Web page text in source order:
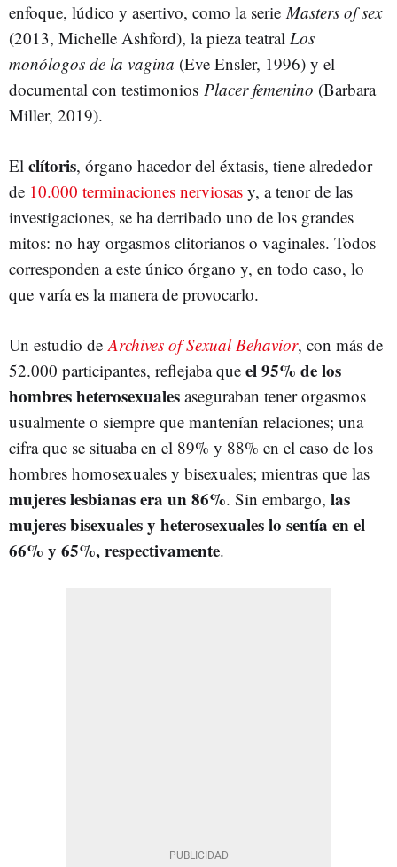
enfoque, lúdico y asertivo, como la serieMasters of sex
(2013, Michelle Ashford), la pieza teatral Los
monólogos de la vagina (Eve Ensler, 1996) y el
documental con testimonios Placer femenino (Barbara
Miller, 2019).
El clítoris, órgano hacedor del éxtasis, tiene alrededor
de 10.000 terminaciones nerviosas y, a tenor de las
investigaciones, se ha derribado uno de los grandes
mitos: no hay orgasmos clitorianos o vaginales. Todos
corresponden a este único órgano y, en todo caso, lo
que varía es la manera de provocarlo.
Un estudio deArchives of Sexual Behavior, con más de
52.000 participantes, reflejaba que el 95% de los
hombres heterosexuales aseguraban tener orgasmos
usualmente o siempre que mantenían relaciones; una
cifra que se situaba en el 89% y 88% en el caso de los
hombres homosexuales y bisexuales; mientras que las
mujeres lesbianas era un 86%. Sin embargo, las
mujeres bisexuales y heterosexuales lo sentía en el
66% y 65%, respectivamente.